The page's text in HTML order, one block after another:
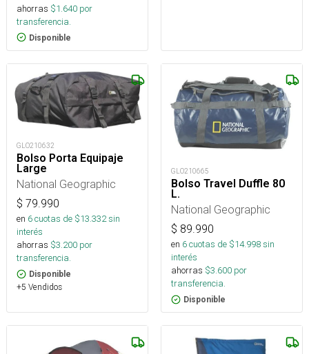
ahorras $1.640 por
transferencia.
Disponible
GLO210632
Bolso Porta Equipaje
Large
National Geographic
$ 79.990
en 6cuotas de $13.332sin
interés
ahorras $3.200 por
transferencia.
Disponible
+5 Vendidos
GLO210665
Bolso Travel Duffle 80
L.
National Geographic
$ 89.990
en 6cuotas de $14.998sin
interés
ahorras $3.600 por
transferencia.
Disponible